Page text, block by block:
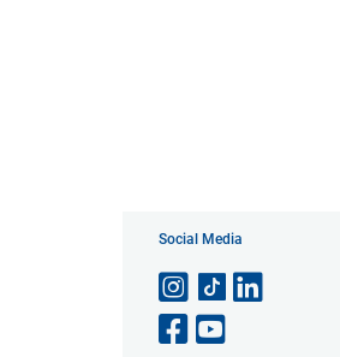
Social Media